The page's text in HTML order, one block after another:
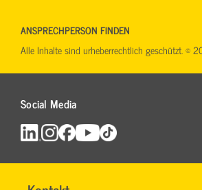
Schnell
Social Media
ANSPRECHPERSON FINDEN
Alle Inhalte sind urheberrechtlich geschützt. ©